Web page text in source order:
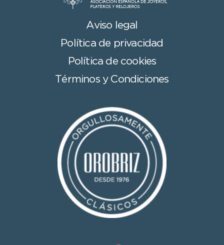
Aviso legal
Política de privacidad
Política de cookies
Términos y Condiciones